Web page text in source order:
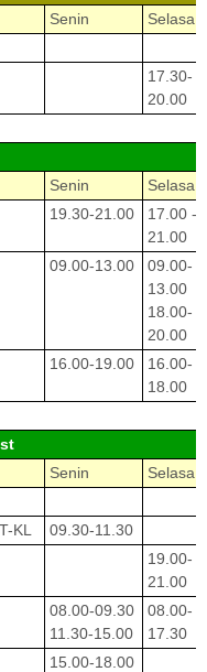
Senin
Selasa
17.30-
20.00
Senin
Selasa
19.30-21.00
17.00 -
21.00
09.00-13.00
09.00-
13.00
18.00-
20.00
16.00-19.00
16.00-
18.00
Senin
Selasa
KL
09.30-11.30
19.00-
21.00
08.00-09.30
11.30-15.00
08.00-
17.30
15.00-18.00